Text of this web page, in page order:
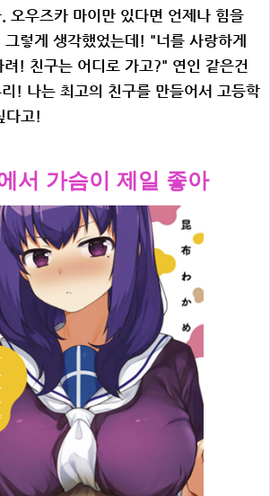
오우즈카 마이만 있다면 언제나 힘을
렇게 생각했었는데! "너를 사랑하게
려! 친구는 어디로 가고?" 연인 같은건
! 나는 최고의 친구를 만들어서 고등학
다고!
서 가슴이 제일 좋아